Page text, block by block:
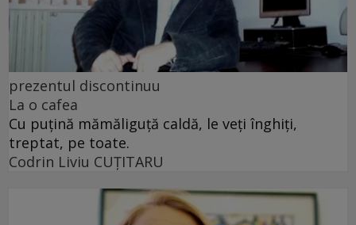
prezentul discontinuu
La o cafea
Cu puţină mămăliguţă caldă, le veţi înghiţi,
treptat, pe toate.
Codrin Liviu CUŢITARU